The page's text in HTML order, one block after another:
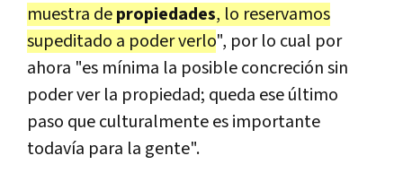
muestra depropiedades, lo reservamos
supeditado a poder verlo", por lo cual por
ahora "es mínima la posible concreción sin
poder ver la propiedad; queda ese último
paso que culturalmente es importante
todavía para la gente".